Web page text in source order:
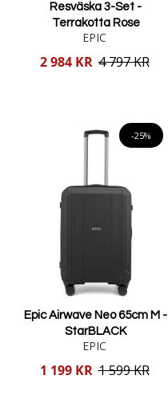
Resväska 3-Set -
Terrakotta Rose
EPIC
Reducerat
2 984 KR 4 797 KR
-25%
Epic Airwave Neo 65cm M -
StarBLACK
EPIC
Reducerat
1 199 KR 1 599 KR